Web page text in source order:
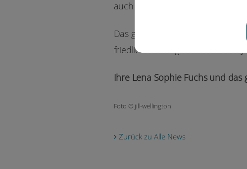
auch im kommenden Jahr
Das gesamte Team der
friedliches und gesundes neues
Ihre Lena Sophie Fuchs und das
Foto © jill-wellington
Zurück zu Alle News